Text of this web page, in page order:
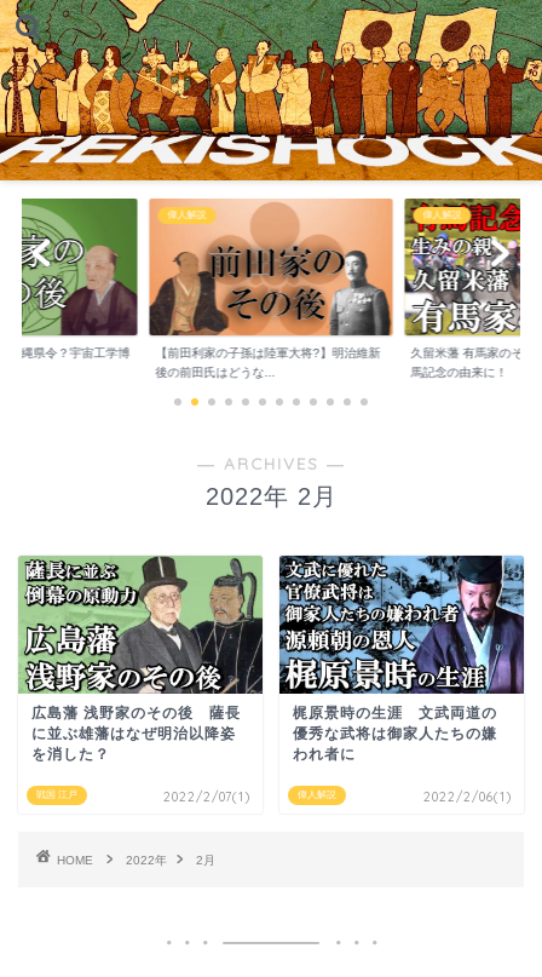
沖縄県令？宇宙工学博
偉人解説
【前田利家の子孫は陸軍大将?】明治維新
後の前田氏はどうな...
偉人解説
久留米藩 有馬家のそ
馬記念の由来に！
― ARCHIVES ―
2022年 2月
戦国 江戸
広島藩 浅野家のその後 薩長
に並ぶ雄藩はなぜ明治以降姿
を消した？
2022/2/07(1) 偉人解説
梶原景時の生涯 文武両道の
優秀な武将は御家人たちの嫌
われ者に
2022/2/06(1)
HOME 2022年 2月